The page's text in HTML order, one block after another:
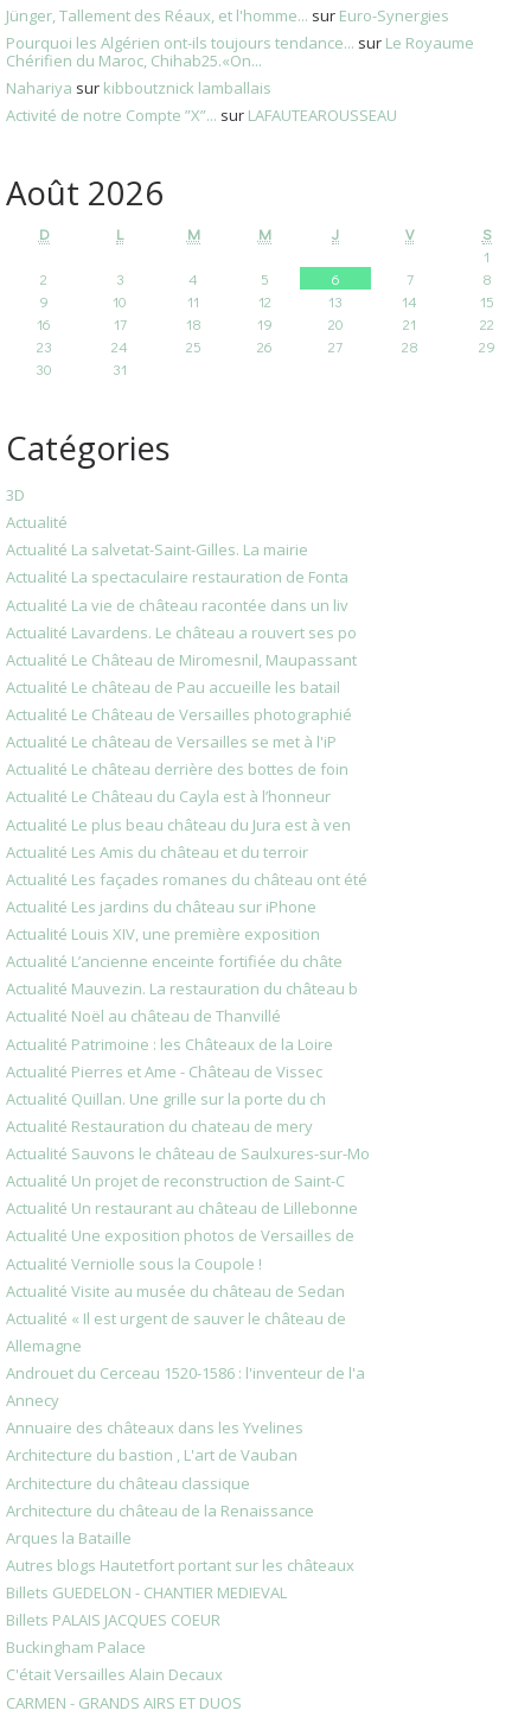
Jünger, Tallement des Réaux, et l'homme... sur Euro-Synergies
Pourquoi les Algérien ont-ils toujours tendance... sur Le Royaume
Chérifien du Maroc, Chihab25.«On...
Nahariya sur kibboutznick lamballais
Activité de notre Compte ”X”... sur LAFAUTEAROUSSEAU
Août 2026
D L M M J V
S
1
2
3 4 5 6 7
8
9
10 11 12 13 14
15
16
17 18 19 20 21
22
23
24 25 26 27 28
29
30
31
Catégories
3D
Actualité
Actualité La salvetat-Saint-Gilles. La mairie
Actualité La spectaculaire restauration de Fonta
Actualité La vie de château racontée dans un liv
Actualité Lavardens. Le château a rouvert ses po
Actualité Le Château de Miromesnil, Maupassant
Actualité Le château de Pau accueille les batail
Actualité Le Château de Versailles photographié
Actualité Le château de Versailles se met à l'iP
Actualité Le château derrière des bottes de foin
Actualité Le Château du Cayla est à l’honneur
Actualité Le plus beau château du Jura est à ven
Actualité Les Amis du château et du terroir
Actualité Les façades romanes du château ont été
Actualité Les jardins du château sur iPhone
Actualité Louis XIV, une première exposition
Actualité L’ancienne enceinte fortifiée du châte
Actualité Mauvezin. La restauration du château b
Actualité Noël au château de Thanvillé
Actualité Patrimoine : les Châteaux de la Loire
Actualité Pierres et Ame - Château de Vissec
Actualité Quillan. Une grille sur la porte du ch
Actualité Restauration du chateau de mery
Actualité Sauvons le château de Saulxures-sur-Mo
Actualité Un projet de reconstruction de Saint-C
Actualité Un restaurant au château de Lillebonne
Actualité Une exposition photos de Versailles de
Actualité Verniolle sous la Coupole !
Actualité Visite au musée du château de Sedan
Actualité « Il est urgent de sauver le château de
Allemagne
Androuet du Cerceau 1520-1586 : l'inventeur de l'a
Annecy
Annuaire des châteaux dans les Yvelines
Architecture du bastion , L'art de Vauban
Architecture du château classique
Architecture du château de la Renaissance
Arques la Bataille
Autres blogs Hautetfort portant sur les châteaux
Billets GUEDELON - CHANTIER MEDIEVAL
Billets PALAIS JACQUES COEUR
Buckingham Palace
C'était Versailles Alain Decaux
CARMEN - GRANDS AIRS ET DUOS